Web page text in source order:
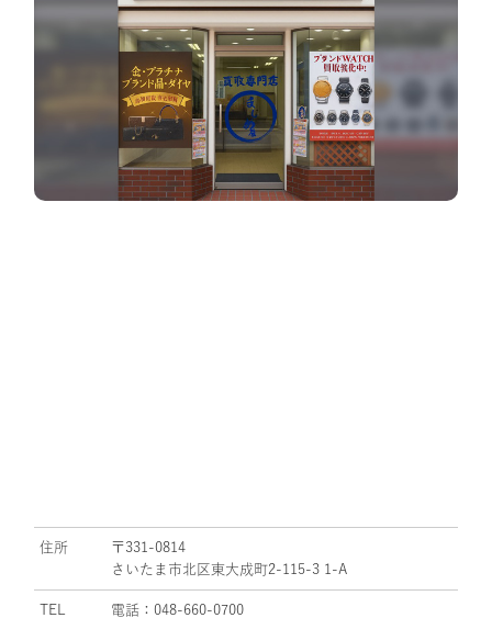
住所
〒331-0814
さいたま市北区東大成町2-115-3 1-A
TEL 電話：048-660-0700